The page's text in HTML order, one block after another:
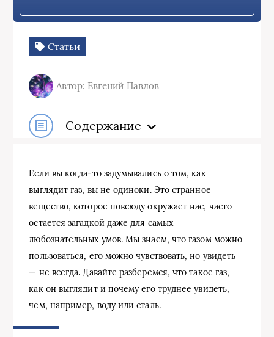
Статьи
Автор: Евгений Павлов
Содержание
Если вы когда-то задумывались о том, как
выглядит газ, вы не одиноки. Это странное
вещество, которое повсюду окружает нас, часто
остается загадкой даже для самых
любознательных умов. Мы знаем, что газом можно
пользоваться, его можно чувствовать, но увидеть
— не всегда. Давайте разберемся, что такое газ,
как он выглядит и почему его труднее увидеть,
чем, например, воду или сталь.